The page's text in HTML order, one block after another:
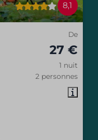
8,1
De
27 €
1 nuit
2 personnes